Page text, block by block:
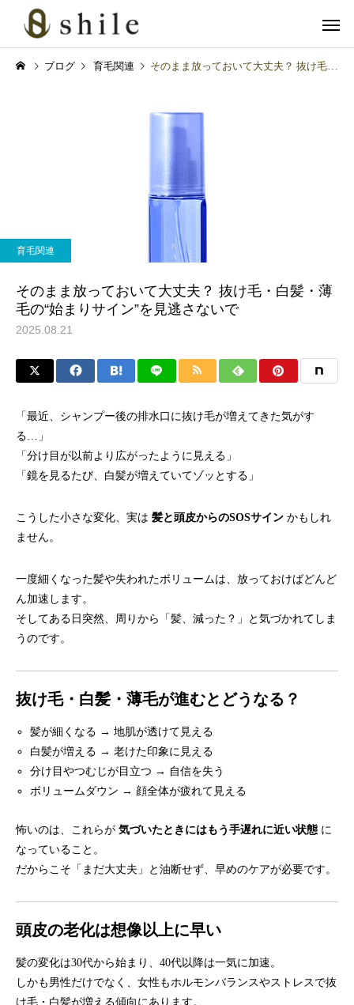
血流アップで冬の抜け毛対
策！グロッティ育毛スパの
すすめ
かメンズの完成形」
ブログ 育毛関連 そのまま放っておいて大丈夫？ 抜け毛・白髪・薄毛の“始まりサイン”を見逃さないで
育毛関連
そのまま放っておいて大丈夫？ 抜け毛・白髪・薄
毛の“始まりサイン”を見逃さないで
2025.08.21
「最近、シャンプー後の排水口に抜け毛が増えてきた気がす
る…」
「分け目が以前より広がったように見える」
「鏡を見るたび、白髪が増えていてゾッとする」
こうした小さな変化、実は 髪と頭皮からのSOSサイン かもしれ
ません。
一度細くなった髪や失われたボリュームは、放っておけばどんど
ん加速します。
そしてある日突然、周りから「髪、減った？」と気づかれてしま
うのです。
抜け毛・白髪・薄毛が進むとどうなる？
髪が細くなる → 地肌が透けて見える
白髪が増える → 老けた印象に見える
分け目やつむじが目立つ → 自信を失う
ボリュームダウン → 顔全体が疲れて見える
怖いのは、これらが 気づいたときにはもう手遅れに近い状態 に
なっていること。
だからこそ「まだ大丈夫」と油断せず、早めのケアが必要です。
頭皮の老化は想像以上に早い
髪の変化は30代から始まり、40代以降は一気に加速。
しかも男性だけでなく、女性もホルモンバランスやストレスで抜
け毛・白髪が増える傾向にあります。